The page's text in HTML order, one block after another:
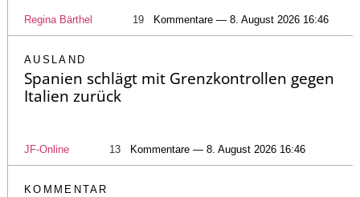
Regina Bärthel 19 Kommentare — 8. August 2026 16:46
AUSLAND
Spanien schlägt mit Grenzkontrollen gegen
Italien zurück
JF-Online 13 Kommentare — 8. August 2026 16:46
KOMMENTAR